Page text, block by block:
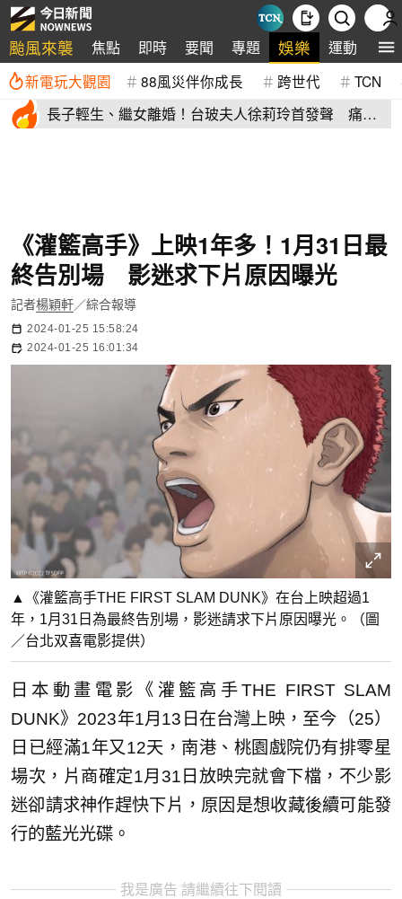
颱風來襲 焦點 即時 要聞 專題 娛樂 運動 全
新電玩大觀園 88風災伴你成長 跨世代 TCN
長子輕生、繼女離婚！台玻夫人徐莉玲首發聲 痛揭
《灌籃高手》上映1年多！1月31日最
終告別場 影迷求下片原因曝光
記者楊穎軒／綜合報導
2024-01-25 15:58:24
2024-01-25 16:01:34
▲《灌籃高手THE FIRST SLAM DUNK》在台上映超過1
年，1月31日為最終告別場，影迷請求下片原因曝光。（圖
／台北双喜電影提供）
日本動畫電影《灌籃高手THE FIRST SLAM
DUNK》2023年1月13日在台灣上映，至今（25）
日已經滿1年又12天，南港、桃園戲院仍有排零星
場次，片商確定1月31日放映完就會下檔，不少影
迷卻請求神作趕快下片，原因是想收藏後續可能發
行的藍光光碟。
我是廣告 請繼續往下閱讀